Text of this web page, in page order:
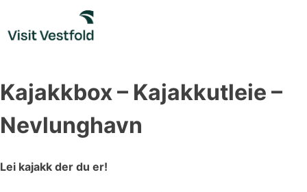
content
Kajakkbox – Kajakkutleie –
Nevlunghavn
Lei kajakk der du er!